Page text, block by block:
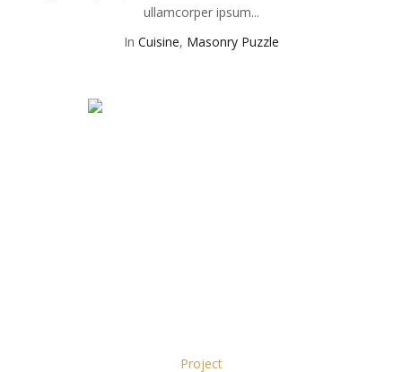
ullamcorper ipsum...
In Cuisine, Masonry Puzzle
Project